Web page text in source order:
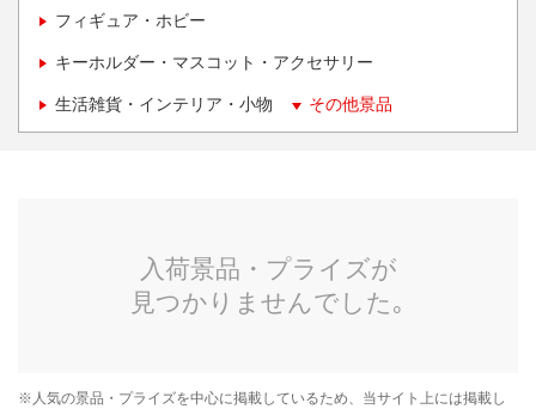
フィギュア・ホビー
キーホルダー・マスコット・アクセサリー
生活雑貨・インテリア・小物 その他景品